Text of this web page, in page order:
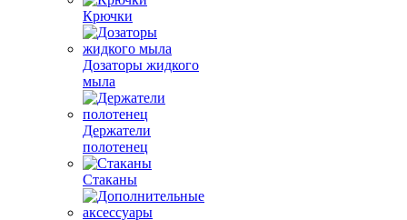
Крючки
Дозаторы жидкого
мыла
Держатели
полотенец
Стаканы